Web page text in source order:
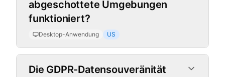
abgeschottete Umgebungen
funktioniert?
Desktop-Anwendung US
Die GDPR-Datensouveränität